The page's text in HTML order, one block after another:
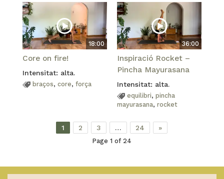
18:00
Core on fire!
Intensitat: alta.
braços, core, força
36:00
Inspiració Rocket –
Pincha Mayurasana
Intensitat: alta.
equilibri, pincha
mayurasana, rocket
1 2 3 … 24 »
Page 1 of 24